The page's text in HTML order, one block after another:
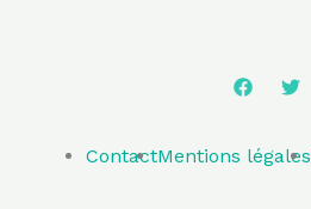
ContactMentions légales